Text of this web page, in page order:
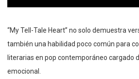
“My Tell-Tale Heart” no solo demuestra
también una habilidad poco común para
literarias en pop contemporáneo cargado
emocional.